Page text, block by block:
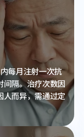
每月注射一次抗
隔。治疗次数因
人而异，需通过定